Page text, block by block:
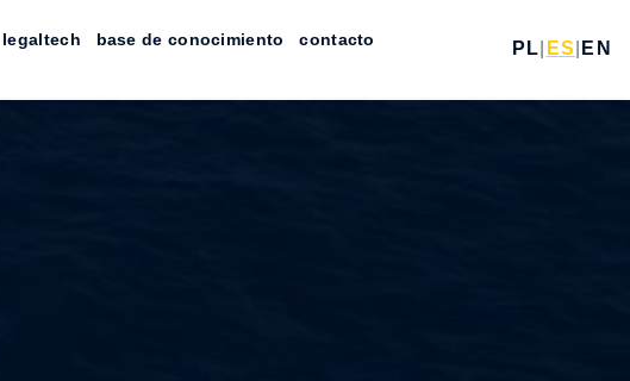
legaltech base de conocimiento contacto PL ES EN